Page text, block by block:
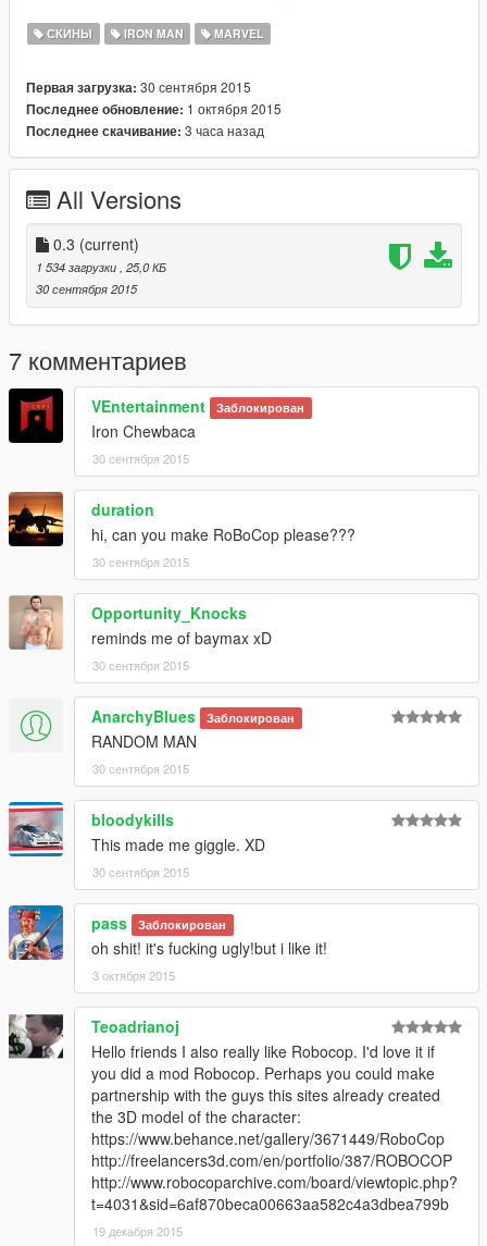
http://www.mediafire.com/download/yau04evh2txohbs/IMV-
MiniHulkbusterArmor.zip
http://www.mediafire.com/download/4pj56r3qjj479ow/IMV-
WarMachineArmor.zip
СКИНЫ IRON MAN MARVEL
Первая загрузка: 30 сентября 2015
Последнее обновление: 1 октября 2015
Последнее скачивание: 3 часа назад
All Versions
0.3 (current)
1 534 загрузки , 25,0 КБ
30 сентября 2015
7 комментариев
VEntertainment Заблокирован
Iron Chewbaca
30 сентября 2015
duration
hi, can you make RoBoCop please???
30 сентября 2015
Opportunity_Knocks
reminds me of baymax xD
30 сентября 2015
AnarchyBlues Заблокирован
RANDOM MAN
30 сентября 2015
bloodykills
This made me giggle. XD
30 сентября 2015
pass Заблокирован
oh shit! it's fucking ugly!but i like it!
3 октября 2015
Teoadrianoj
Hello friends I also really like Robocop. I'd love it if
you did a mod Robocop. Perhaps you could make
partnership with the guys this sites already created
the 3D model of the character:
https://www.behance.net/gallery/3671449/RoboCop
http://freelancers3d.com/en/portfolio/387/ROBOCOP
http://www.robocoparchive.com/board/viewtopic.php?
t=4031&sid=6af870beca00663aa582c4a3dbea799b
19 декабря 2015